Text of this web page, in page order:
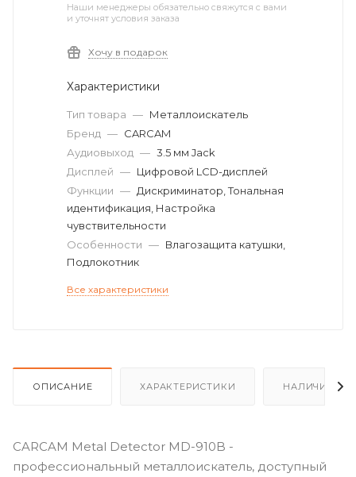
Наши менеджеры обязательно свяжутся с вами
и уточнят условия заказа
Хочу в подарок
Характеристики
Тип товара — Металлоискатель
Бренд — CARCAM
Аудиовыход — 3.5 мм Jack
Дисплей — Цифровой LCD-дисплей
Функции — Дискриминатор, Тональная
идентификация, Настройка
чувствительности
Особенности — Влагозащита катушки,
Подлокотник
Все характеристики
ОПИСАНИЕ ХАРАКТЕРИСТИКИ НАЛИЧИЕ
CARCAM Metal Detector MD-910B -
профессиональный металлоискатель, доступный